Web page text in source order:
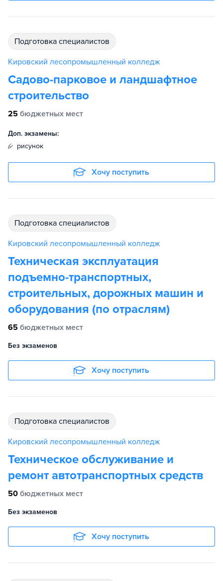
подготовка специалистов
Кировский лесопромышленный колледж
Садово-парковое и ландшафтное
строительство
25 бюджетных мест
Доп. экзамены:
рисунок
Хочу поступить
подготовка специалистов
Кировский лесопромышленный колледж
Техническая эксплуатация
подъемно-транспортных,
строительных, дорожных машин и
оборудования (по отраслям)
65 бюджетных мест
Без экзаменов
Хочу поступить
подготовка специалистов
Кировский лесопромышленный колледж
Техническое обслуживание и
ремонт автотранспортных средств
50 бюджетных мест
Без экзаменов
Хочу поступить